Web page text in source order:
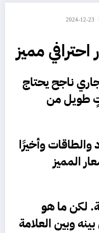
2024-12-23
مميز
ناجح يحتاج
طويل من
والطاقات وأخيرًا
المميز
لكن ما هو
وبين العلامة